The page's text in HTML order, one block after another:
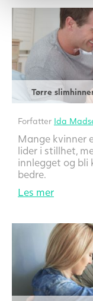
Tørre
Forfatter Ida
Mange kvinner
lider i stillhet,
innlegget og bli
bedre.
Les mer